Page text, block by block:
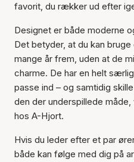
Varen er
favorit, du rækker ud efter
Designet er både moderne
Det betyder, at du kan bruge
mange år frem, uden at de
charme. De har en helt
passe ind – og samtidig
den der underspillede måde,
hos A-Hjort.
Hvis du leder efter et par
både kan følge med dig på